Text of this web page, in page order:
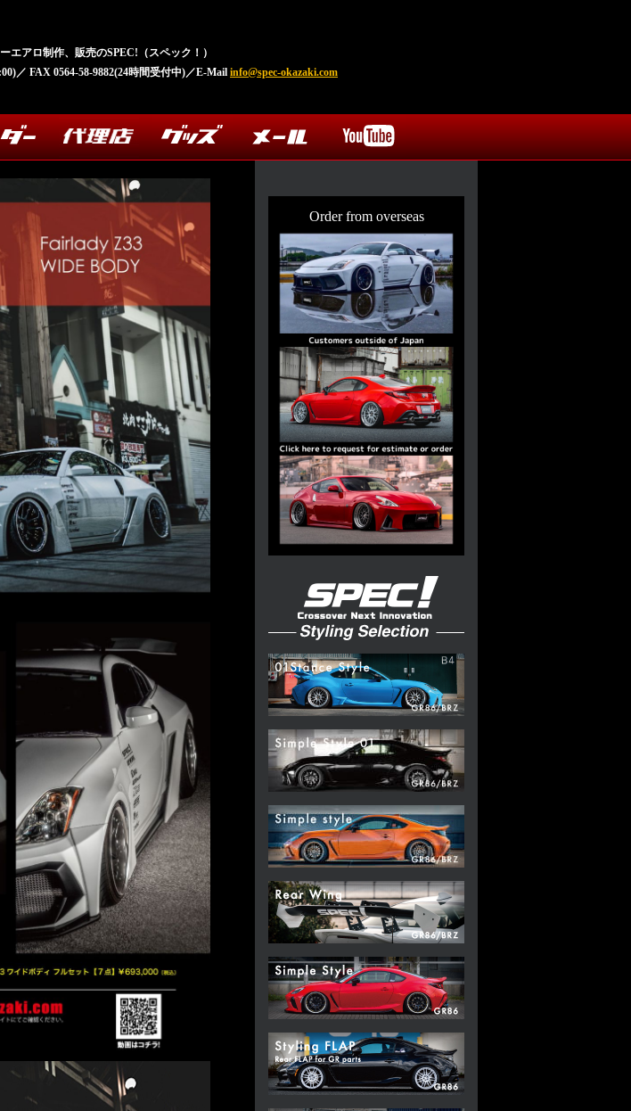
エアロ制作、販売のSPEC!（スペック！）
／ FAX 0564-58-9882(24時間受付中)／E-Mail info@spec-okazaki.com
Order from overseas